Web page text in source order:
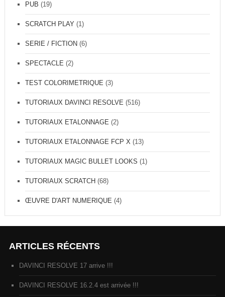
PUB (19)
SCRATCH PLAY(1)
SERIE / FICTION (6)
SPECTACLE (2)
TEST COLORIMETRIQUE (3)
TUTORIAUX DAVINCI RESOLVE (516)
TUTORIAUX ETALONNAGE (2)
TUTORIAUX ETALONNAGE FCP X(13)
TUTORIAUX MAGIC BULLET LOOKS (1)
TUTORIAUX SCRATCH (68)
ŒUVRE D'ART NUMERIQUE (4)
ARTICLES RÉCENTS
DAVINCI RESOLVE 17 arrive !!!
DAVINCI RESOLVE 16.2.4 est arrivée !!!